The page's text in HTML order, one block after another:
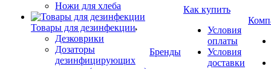
Ножи для хлеба
Товары для дезинфекции
Дезковрики
Дозаторы
дезинфицирующих
Бренды
Как купить
Условия
оплаты
Условия
доставки